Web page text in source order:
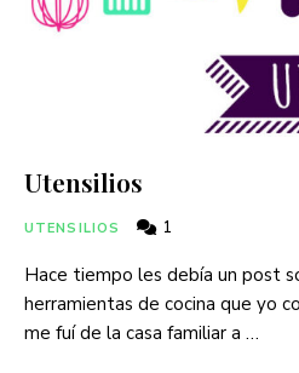
Utensilios
UTENSILIOS 1
Hace tiempo les debía un post
herramientas de cocina que yo
me fuí de la casa familiar a …